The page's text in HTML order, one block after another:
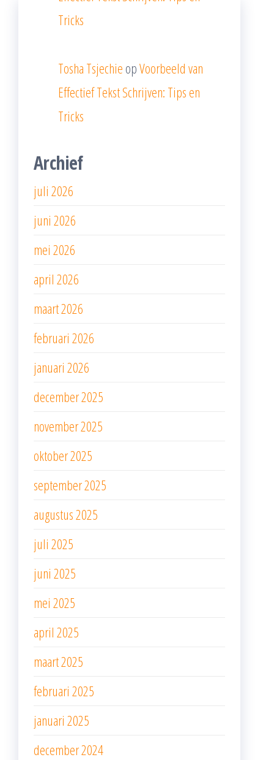
Tricks
Tosha Tsjechie opVoorbeeld van
Effectief Tekst Schrijven: Tips en
Tricks
Archief
juli 2026
juni 2026
mei 2026
april 2026
maart 2026
februari 2026
januari 2026
december 2025
november 2025
oktober 2025
september 2025
augustus 2025
juli 2025
juni 2025
mei 2025
april 2025
maart 2025
februari 2025
januari 2025
december 2024